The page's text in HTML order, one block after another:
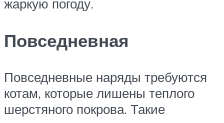
жаркую погоду.
Повседневная
Повседневные наряды требуются
котам, которые лишены теплого
шерстяного покрова. Такие